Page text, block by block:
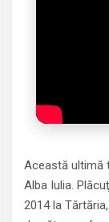
Această ultimă
Alba Iulia.
2014 la